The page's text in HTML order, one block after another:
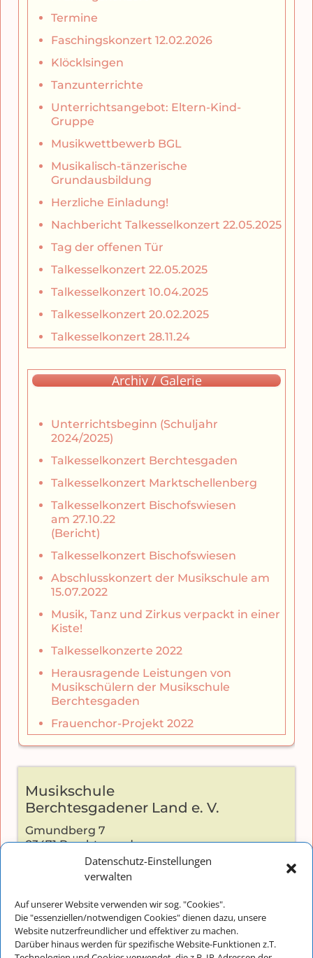
Datenschutz-Einstellungen
verwalten
Auf unserer Website verwenden wir sog. "Cookies".
Die "essenziellen/notwendigen Cookies" dienen dazu, unsere
Website nutzerfreundlicher und effektiver zu machen.
Darüber hinaus werden für spezifische Website-Funktionen z.T.
Termine
Faschingskonzert 12.02.2026
Klöcklsingen
Tanzunterrichte
Unterrichtsangebot: Eltern-Kind-
Gruppe
Musikwettbewerb BGL
Musikalisch-tänzerische
Grundausbildung
Herzliche Einladung!
Nachbericht Talkesselkonzert 22.05.2025
Tag der offenen Tür
Talkesselkonzert 22.05.2025
Talkesselkonzert 10.04.2025
Talkesselkonzert 20.02.2025
Talkesselkonzert 28.11.24
Archiv / Galerie
Unterrichtsbeginn (Schuljahr
2024/2025)
Talkesselkonzert Berchtesgaden
Talkesselkonzert Marktschellenberg
Talkesselkonzert Bischofswiesen
am 27.10.22
(Bericht)
Talkesselkonzert Bischofswiesen
Abschlusskonzert der Musikschule am
15.07.2022
Musik, Tanz und Zirkus verpackt in einer
Kiste!
Talkesselkonzerte 2022
Herausragende Leistungen von
Musikschülern der Musikschule
Berchtesgaden
Frauenchor-Projekt 2022
Musikschule
Berchtesgadener Land e. V.
Gmundberg 7
83471 Berchtesgaden
Kontakt:
Telefon: +49 (0) 8652-2826
E-Mail:info@musikschulebgl.de